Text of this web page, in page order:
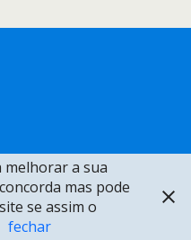
melhorar a sua
mas pode
se assim o
fechar